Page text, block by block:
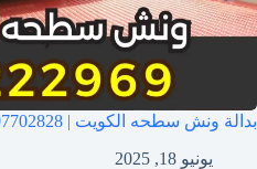
بدالة ونش سطحه الكويت | 97702828
يونيو 18, 2025